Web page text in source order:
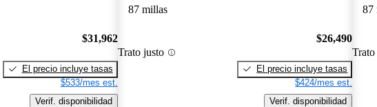
$31,962
El precio incluye tasas
$533/mes est.
Verif. disponibilidad
87 millas
Trato justo
$26,490
El precio incluye tasas
$424/mes est.
Verif. disponibilidad
87